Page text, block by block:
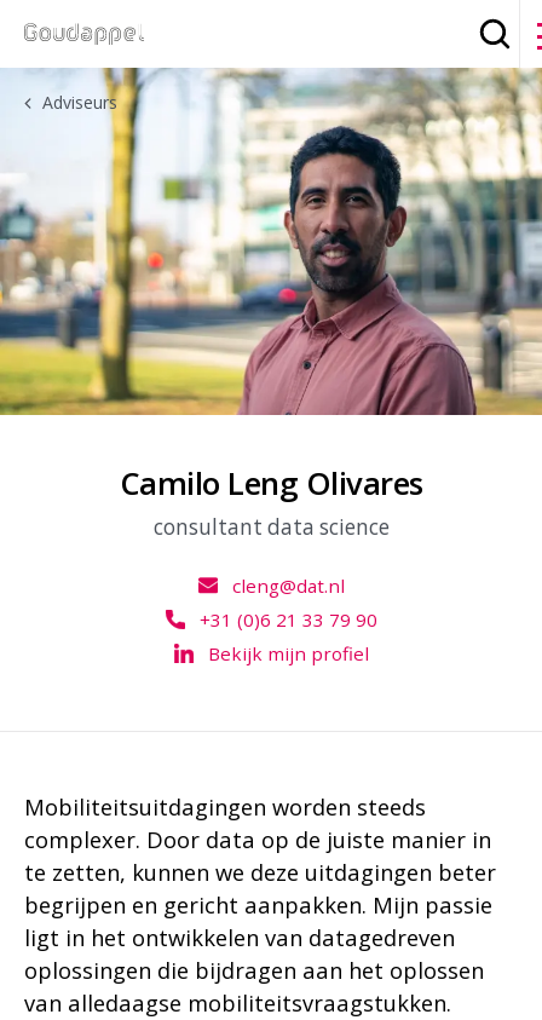
Adviseurs
Camilo Leng Olivares
consultant data science
cleng@dat.nl
+31 (0)6 21 33 79 90
Bekijk mijn profiel
Mobiliteitsuitdagingen worden steeds
complexer. Door data op de juiste manier in
te zetten, kunnen we deze uitdagingen beter
begrijpen en gericht aanpakken. Mijn passie
ligt in het ontwikkelen van datagedreven
oplossingen die bijdragen aan het oplossen
van alledaagse mobiliteitsvraagstukken.